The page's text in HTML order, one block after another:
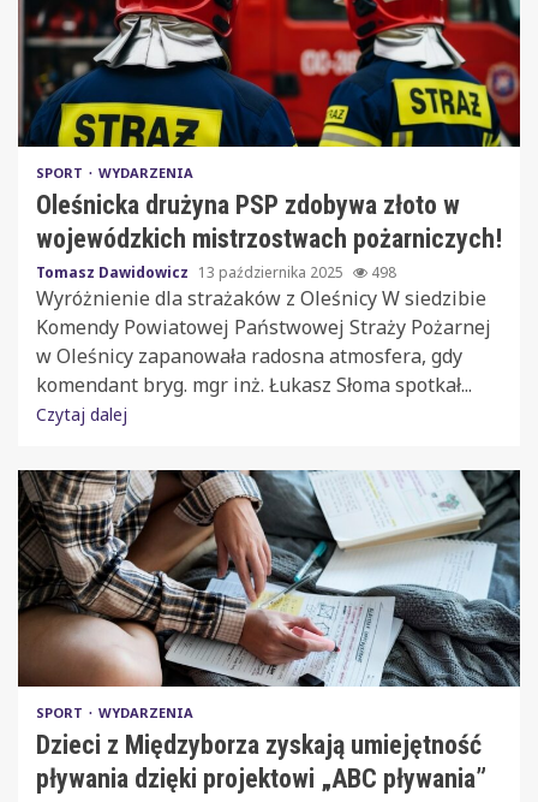
SPORT WYDARZENIA
Oleśnicka drużyna PSP zdobywa złoto w
wojewódzkich mistrzostwach pożarniczych!
Tomasz Dawidowicz 13 października 2025 498
Wyróżnienie dla strażaków z Oleśnicy W siedzibie
Komendy Powiatowej Państwowej Straży Pożarnej
w Oleśnicy zapanowała radosna atmosfera, gdy
komendant bryg. mgr inż. Łukasz Słoma spotkał...
Czytaj dalej
SPORT WYDARZENIA
Dzieci z Międzyborza zyskają umiejętność
pływania dzięki projektowi „ABC pływania”